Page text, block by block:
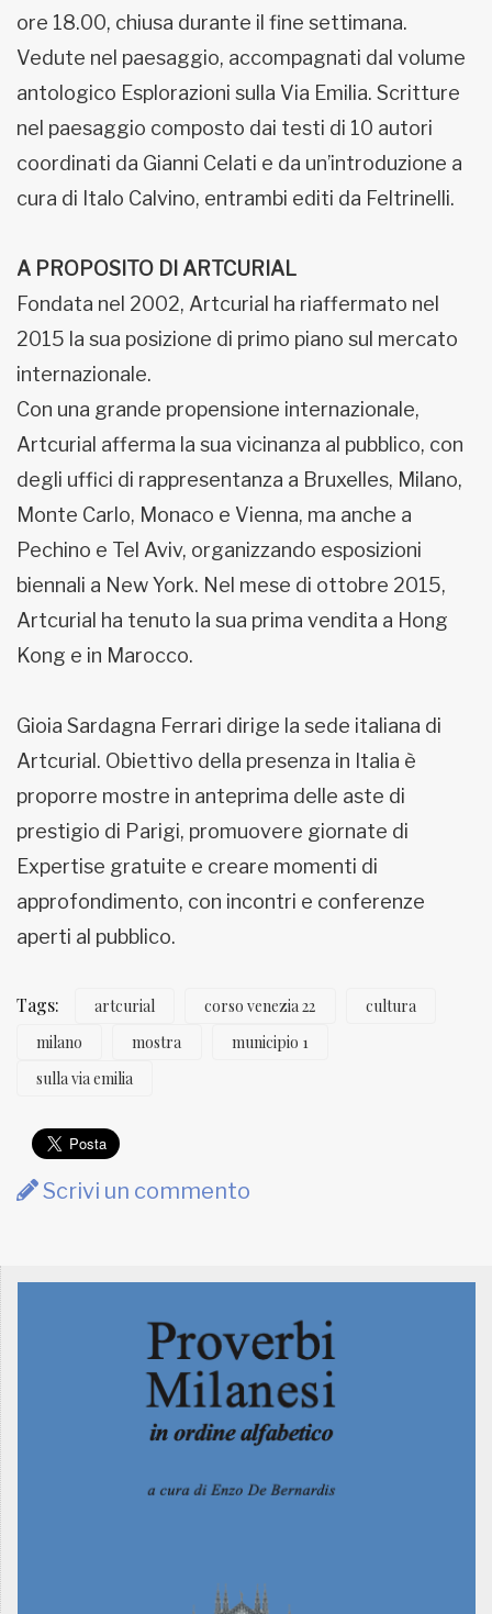
ore 18.00, chiusa durante il fine settimana.
Vedute nel paesaggio, accompagnati dal volume
antologico Esplorazioni sulla Via Emilia. Scritture
nel paesaggio composto dai testi di 10 autori
coordinati da Gianni Celati e da un’introduzione a
cura di Italo Calvino, entrambi editi da Feltrinelli.
A PROPOSITO DI ARTCURIAL
Fondata nel 2002, Artcurial ha riaffermato nel
2015 la sua posizione di primo piano sul mercato
internazionale.
Con una grande propensione internazionale,
Artcurial afferma la sua vicinanza al pubblico, con
degli uffici di rappresentanza a Bruxelles, Milano,
Monte Carlo, Monaco e Vienna, ma anche a
Pechino e Tel Aviv, organizzando esposizioni
biennali a New York. Nel mese di ottobre 2015,
Artcurial ha tenuto la sua prima vendita a Hong
Kong e in Marocco.
Gioia Sardagna Ferrari dirige la sede italiana di
Artcurial. Obiettivo della presenza in Italia è
proporre mostre in anteprima delle aste di
prestigio di Parigi, promuovere giornate di
Expertise gratuite e creare momenti di
approfondimento, con incontri e conferenze
aperti al pubblico.
Tags: artcurial corso venezia 22
cultura
milano
mostra
municipio 1
sulla via emilia
Scrivi un commento